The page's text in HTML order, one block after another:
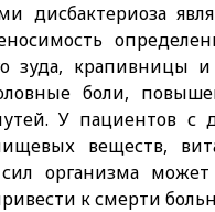
дисбактериоза
зуда, крапивницы
боли,
У пациентов с
веществ,
организма может
к смерти